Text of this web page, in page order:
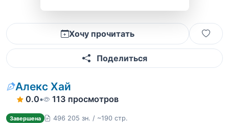
Хочу прочитать
Поделиться
Алекс Хай
0.0• 113 просмотров
Завершена
496 205 зн. / ~190 стр.